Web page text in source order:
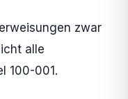
zwar
alle
100-001.